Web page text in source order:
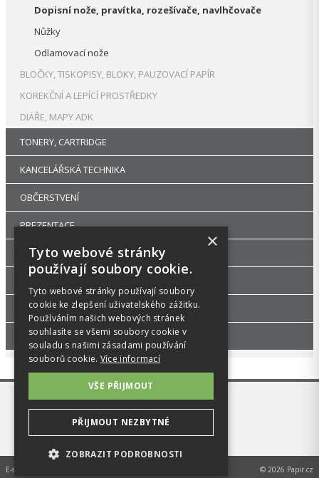
Dopisní nože, pravítka, rozešívače, navlhčovače
Nůžky
Odlamovací nože
BLOČKY, TISKOPISY, BLOKY, PAUZOVACÍ PAPÍR
KOREKČNÍ A LEPÍCÍ PROSTŘEDKY
DIÁŘE, MAPY ADK
TONERY, CARTRIDGE
KANCELÁŘSKÁ TECHNIKA
OBČERSTVENÍ
PREZENTACE
DROGERIE
KANCELÁŘSKÝ NÁBYTEK
ŠKOLA, VÝTVARNÉ POTŘEBY
PŘÍSLUŠENSTVÍ
E-shop na míru od © 2026 Papir.cz
×
Tyto webové stránky
používají soubory cookie.
Tyto webové stránky používají soubory
cookie ke zlepšení uživatelského zážitku.
Používáním našich webových stránek
souhlasíte se všemi soubory cookie v
souladu s našimi zásadami používání
souborů cookie. Více informací
VŠE PŘIJMOUT
PŘIJMOUT NEZBYTNÉ
ZOBRAZIT PODROBNOSTI